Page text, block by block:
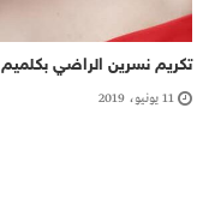
تكريم نسرين الراضي بكلميم
11 يونيو، 2019